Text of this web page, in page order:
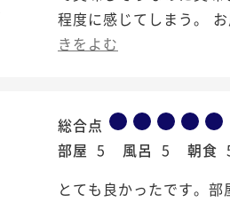
程度に感じてしまう。
きをよむ
総合点
部屋 5 風呂 5 朝食
とても良かったです。